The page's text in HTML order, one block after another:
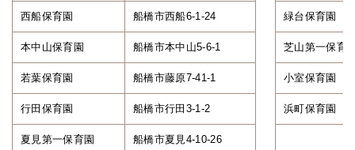
西船保育園 船橋市西船6-1-24 緑台保育園
本中山保育園 船橋市本中山5-6-1 芝山第一保育
若葉保育園 船橋市藤原7-41-1 小室保育園
行田保育園 船橋市行田3-1-2 浜町保育園
夏見第一保育園 船橋市夏見4-10-26